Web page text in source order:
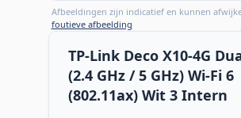
Afbeeldingen zijn indicatief en kunnen
foutieve afbeelding
TP-Link Deco X10-4G
(2.4 GHz / 5 GHz) Wi-Fi 6
(802.11ax) Wit 3 Intern